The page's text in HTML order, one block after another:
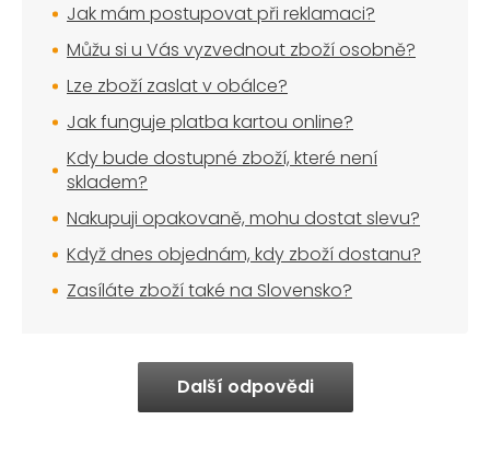
Jak mám postupovat při reklamaci?
Můžu si u Vás vyzvednout zboží osobně?
Lze zboží zaslat v obálce?
Jak funguje platba kartou online?
Kdy bude dostupné zboží, které není
skladem?
Nakupuji opakovaně, mohu dostat slevu?
Když dnes objednám, kdy zboží dostanu?
Zasíláte zboží také na Slovensko?
Další odpovědi